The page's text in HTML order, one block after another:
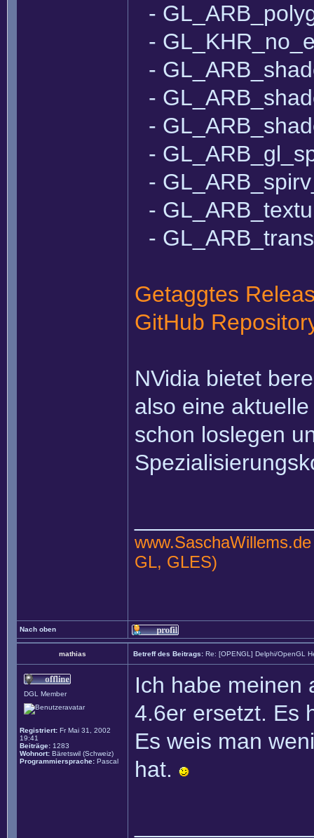
-
-
-
-
-
-
-
-
-
Getaggtes
GitHub
NVidia bietet
also eine
schon loslegen
www.SaschaWillems.de
GL, GLES)
Nach oben
mathias Betreff des Beitrags: Re: [OPENGL] Delphi/OpenGL
DGL Member
Registriert: Fr Mai 31, 2002
19:41
Beiträge: 1283
Wohnort: Bäretswil (Schweiz)
Programmiersprache: Pascal
Ich habe meinen
4.6er ersetzt. Es
Es weis man
hat.